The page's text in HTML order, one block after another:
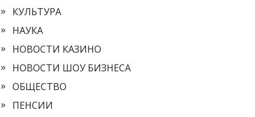
КУЛЬТУРА
НАУКА
НОВОСТИ КАЗИНО
НОВОСТИ ШОУ БИЗНЕСА
ОБЩЕСТВО
ПЕНСИИ